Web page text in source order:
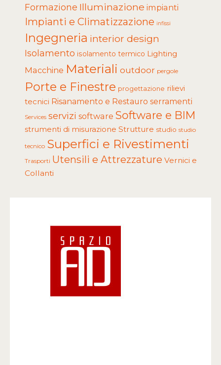
Formazione Illuminazione impianti
Impianti e Climatizzazione infissi
Ingegneria interior design
Isolamento isolamento termico Lighting
Macchine Materiali outdoor pergole
Porte e Finestre progettazione rilievi
tecnici Risanamento e Restauro serramenti
Services servizi software Software e BIM
strumenti di misurazione Strutture studio studio
tecnico Superfici e Rivestimenti
Trasporti Utensili e Attrezzature Vernici e
Collanti